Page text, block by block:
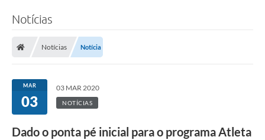
Transparência
Ouvidoria / SIC
Fale Conosco
Notícias
Notícias Notícia
MAR
03
03 MAR 2020
NOTÍCIAS
Dado o ponta pé inicial para o programa Atleta